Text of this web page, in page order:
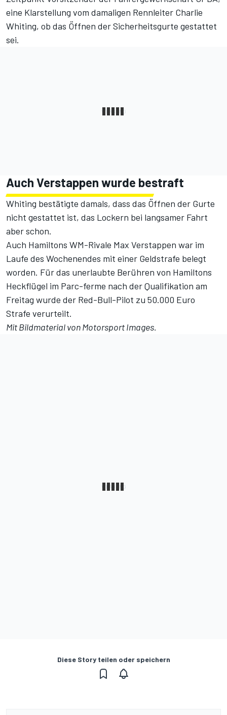
eine Klarstellung vom damaligen Rennleiter Charlie
Whiting, ob das Öffnen der Sicherheitsgurte gestattet
sei.
Auch Verstappen wurde bestraft
Whiting bestätigte damals, dass das Öffnen der Gurte
nicht gestattet ist, das Lockern bei langsamer Fahrt
aber schon.
Auch Hamiltons WM-Rivale Max Verstappen war im
Laufe des Wochenendes mit einer Geldstrafe belegt
worden. Für das unerlaubte Berühren von Hamiltons
Heckflügel im Parc-ferme nach der Qualifikation am
Freitag wurde der Red-Bull-Pilot zu 50.000 Euro
Strafe verurteilt.
Mit Bildmaterial von Motorsport Images.
Diese Story teilen oder speichern